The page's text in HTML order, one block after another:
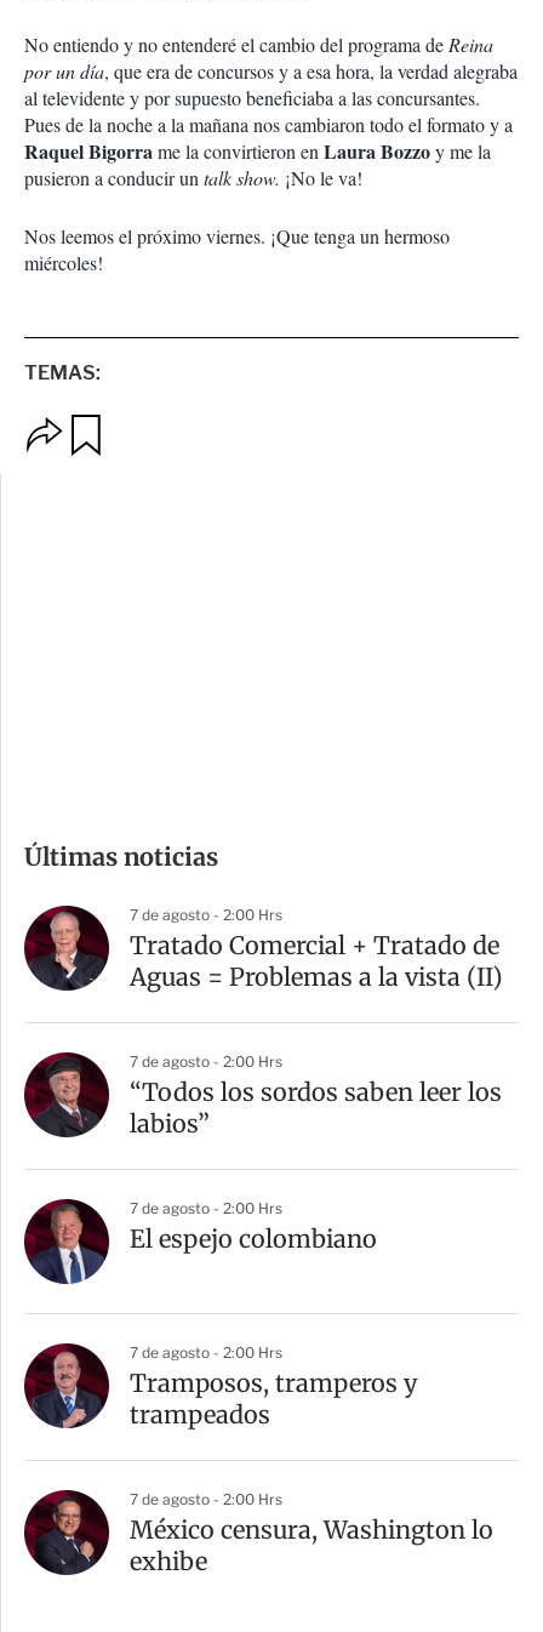
No entiendo y no entenderé el cambio del programa de Reina
por un día, que era de concursos y a esa hora, la verdad alegraba
al televidente y por supuesto beneficiaba a las concursantes.
Pues de la noche a la mañana nos cambiaron todo el formato y a
Raquel Bigorrame la convirtieron en Laura Bozzoy me la
pusieron a conducir un talk show. ¡No le va!
Nos leemos el próximo viernes. ¡Que tenga un hermoso
miércoles!
TEMAS:
p
p
a
r
t
Últimas noticias
7 de agosto - 2:00 Hrs
Tratado Comercial + Tratado de
Aguas = Problemas a la vista (II)
7 de agosto - 2:00 Hrs
“Todos los sordos saben leer los
labios”
7 de agosto - 2:00 Hrs
El espejo colombiano
7 de agosto - 2:00 Hrs
Tramposos, tramperos y
trampeados
7 de agosto - 2:00 Hrs
México censura, Washington lo
exhibe